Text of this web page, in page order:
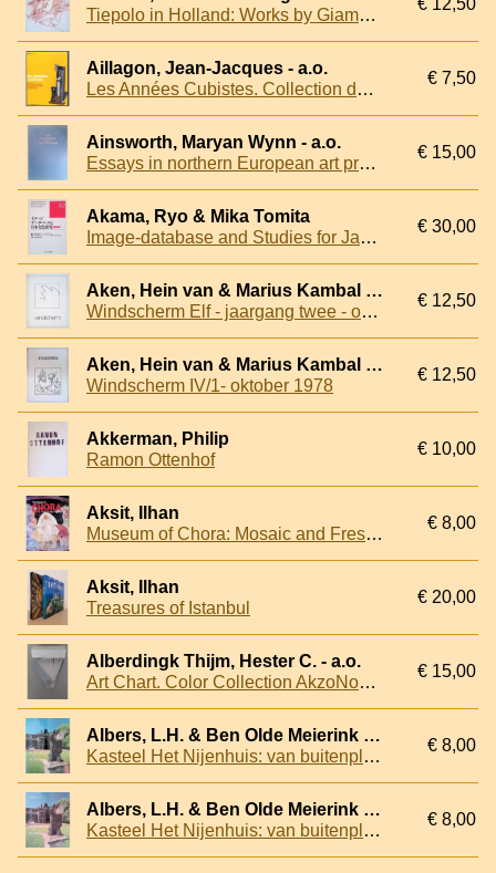
Tiepolo in Holland: Works by Giambattista Tiepolo and His Circle in Dutch Collections
€ 12,50
Aillagon, Jean-Jacques - a.o.
Les Années Cubistes. Collection du Centre Georges Pompidou, Musée National d'Art Moderne et Du Musée d'Art Moderne De Lille Métropole, Villeneuve d'Ascq
€ 7,50
Ainsworth, Maryan Wynn - a.o.
Essays in northern European art presented to Egbert Haverkamp-Begemann on his sixtieth birthday
€ 15,00
Akama, Ryo & Mika Tomita
Image-database and Studies for Japanese Arts and Cultures - Bilingual Edition
€ 30,00
Aken, Hein van & Marius Kambal & Th. van Schoonhoven & Rob Visser (redactie)
Windscherm Elf - jaargang twee - oktober 1978
€ 12,50
Aken, Hein van & Marius Kambal & Th. van Schoonhoven & Rob Visser (redactie)
Windscherm IV/1- oktober 1978
€ 12,50
Akkerman, Philip
Ramon Ottenhof
€ 10,00
Aksit, Ilhan
Museum of Chora: Mosaic and Frescoes
€ 8,00
Aksit, Ilhan
Treasures of Istanbul
€ 20,00
Alberdingk Thijm, Hester C. - a.o.
Art Chart. Color Collection AkzoNobel Art Foundation
€ 15,00
Albers, L.H. & Ben Olde Meierink & G. C. Ouwerkerk
Kasteel Het Nijenhuis: van buitenplaats tot museum
€ 8,00
Albers, L.H. & Ben Olde Meierink & G. C. Ouwerkerk
Kasteel Het Nijenhuis: van buitenplaats tot museum
€ 8,00